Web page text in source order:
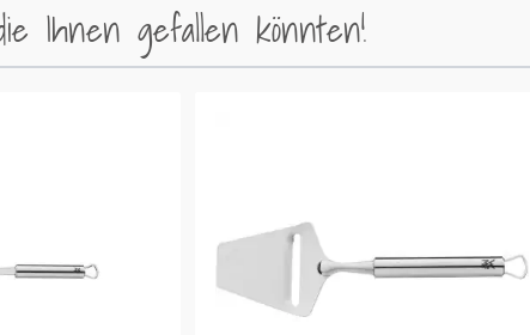
Ihnen gefallen könnten!